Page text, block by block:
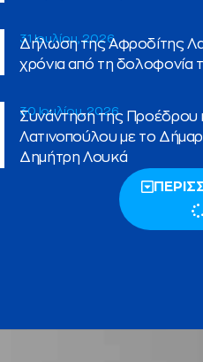
31 Ιουλίου, 2026
Δήλωση της Αφροδίτης
χρόνια από τη δολοφονία
30 Ιουλίου, 2026
Συνάντηση της Προέδρου
Λατινοπούλου με το
Δημήτρη Λουκά